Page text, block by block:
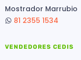
Mostrador Marrubio
81 2355 1534
VENDEDORES CEDIS